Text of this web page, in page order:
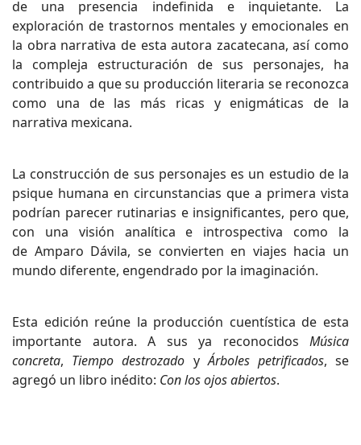
de una presencia indefinida e inquietante. La
exploración de trastornos mentales y emocionales en
la obra narrativa de esta autora zacatecana, así como
la compleja estructuración de sus personajes, ha
contribuido a que su producción literaria se reconozca
como una de las más ricas y enigmáticas de la
narrativa mexicana.
La construcción de sus personajes es un estudio de la
psique humana en circunstancias que a primera vista
podrían parecer rutinarias e insignificantes, pero que,
con una visión analítica e introspectiva como la
de Amparo Dávila, se convierten en viajes hacia un
mundo diferente, engendrado por la imaginación.
Esta edición reúne la producción cuentística de esta
importante autora. A sus ya reconocidos Música
concreta, Tiempo destrozado yÁrboles petrificados, se
agregó un libro inédito: Con los ojos abiertos.